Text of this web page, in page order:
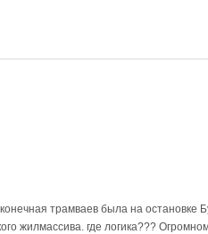
трамваев была на остановке
жилмассива. где логика???